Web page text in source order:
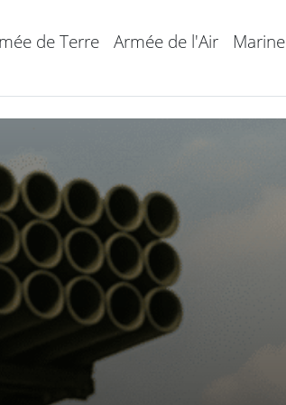
de Terre Armée de l'Air Marine